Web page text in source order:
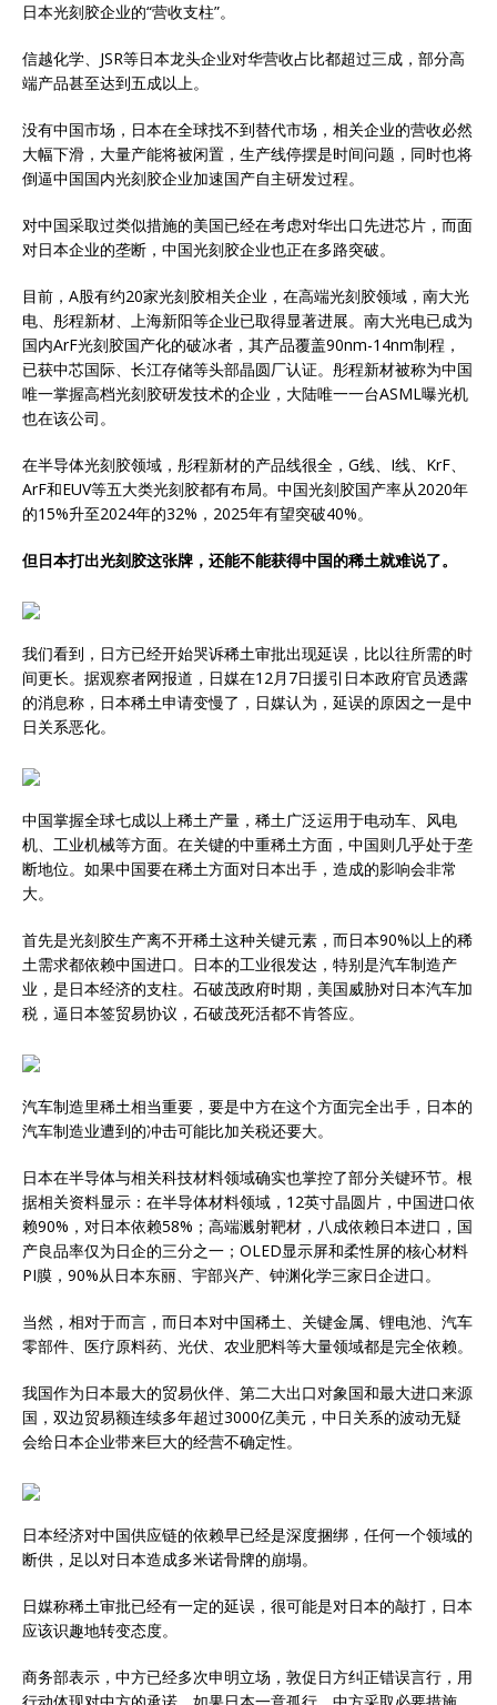
日本光刻胶企业的“营收支柱”。
信越化学、JSR等日本龙头企业对华营收占比都超过三成，部分高
端产品甚至达到五成以上。
没有中国市场，日本在全球找不到替代市场，相关企业的营收必然
大幅下滑，大量产能将被闲置，生产线停摆是时间问题，同时也将
倒逼中国国内光刻胶企业加速国产自主研发过程。
对中国采取过类似措施的美国已经在考虑对华出口先进芯片，而面
对日本企业的垄断，中国光刻胶企业也正在多路突破。
目前，A股有约20家光刻胶相关企业，在高端光刻胶领域，南大光
电、彤程新材、上海新阳等企业已取得显著进展。南大光电已成为
国内ArF光刻胶国产化的破冰者，其产品覆盖90nm-14nm制程，
已获中芯国际、长江存储等头部晶圆厂认证。彤程新材被称为中国
唯一掌握高档光刻胶研发技术的企业，大陆唯一一台ASML曝光机
也在该公司。
在半导体光刻胶领域，彤程新材的产品线很全，G线、I线、KrF、
ArF和EUV等五大类光刻胶都有布局。中国光刻胶国产率从2020年
的15%升至2024年的32%，2025年有望突破40%。
但日本打出光刻胶这张牌，还能不能获得中国的稀土就难说了。
我们看到，日方已经开始哭诉稀土审批出现延误，比以往所需的时
间更长。据观察者网报道，日媒在12月7日援引日本政府官员透露
的消息称，日本稀土申请变慢了，日媒认为，延误的原因之一是中
日关系恶化。
中国掌握全球七成以上稀土产量，稀土广泛运用于电动车、风电
机、工业机械等方面。在关键的中重稀土方面，中国则几乎处于垄
断地位。如果中国要在稀土方面对日本出手，造成的影响会非常
大。
首先是光刻胶生产离不开稀土这种关键元素，而日本90%以上的稀
土需求都依赖中国进口。日本的工业很发达，特别是汽车制造产
业，是日本经济的支柱。石破茂政府时期，美国威胁对日本汽车加
税，逼日本签贸易协议，石破茂死活都不肯答应。
汽车制造里稀土相当重要，要是中方在这个方面完全出手，日本的
汽车制造业遭到的冲击可能比加关税还要大。
日本在半导体与相关科技材料领域确实也掌控了部分关键环节。根
据相关资料显示：在半导体材料领域，12英寸晶圆片，中国进口依
赖90%，对日本依赖58%；高端溅射靶材，八成依赖日本进口，国
产良品率仅为日企的三分之一；OLED显示屏和柔性屏的核心材料
PI膜，90%从日本东丽、宇部兴产、钟渊化学三家日企进口。
当然，相对于而言，而日本对中国稀土、关键金属、锂电池、汽车
零部件、医疗原料药、光伏、农业肥料等大量领域都是完全依赖。
我国作为日本最大的贸易伙伴、第二大出口对象国和最大进口来源
国，双边贸易额连续多年超过3000亿美元，中日关系的波动无疑
会给日本企业带来巨大的经营不确定性。
日本经济对中国供应链的依赖早已经是深度捆绑，任何一个领域的
断供，足以对日本造成多米诺骨牌的崩塌。
日媒称稀土审批已经有一定的延误，很可能是对日本的敲打，日本
应该识趣地转变态度。
商务部表示，中方已经多次申明立场，敦促日方纠正错误言行，用